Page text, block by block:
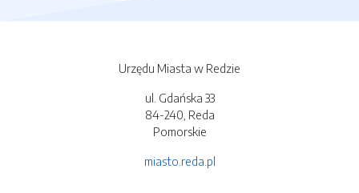
Urzędu Miasta w Redzie
ul. Gdańska 33
84-240, Reda
Pomorskie
miasto.reda.pl